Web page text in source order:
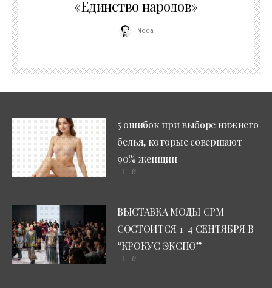
«Единство народов»
Moda
5 ошибок при выборе нижнего
белья, которые совершают
90% женщин
0
ВЫСТАВКА МОДЫ CPM
СОСТОИТСЯ 1–4 СЕНТЯБРЯ В
“КРОКУС ЭКСПО”
0